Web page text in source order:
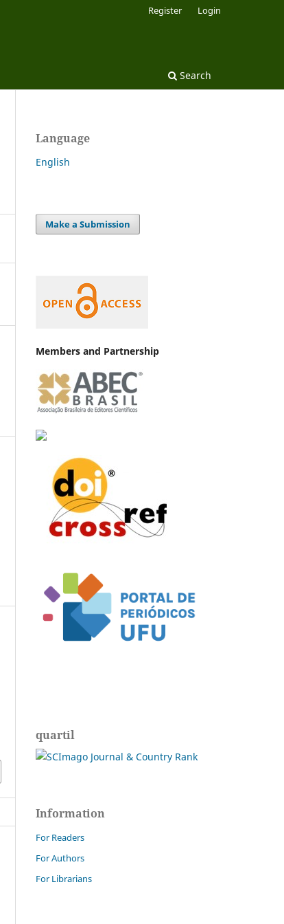
Search
Register Login
Language
English
Make a Submission
Members and Partnership
quartil
Information
For Readers
For Authors
For Librarians